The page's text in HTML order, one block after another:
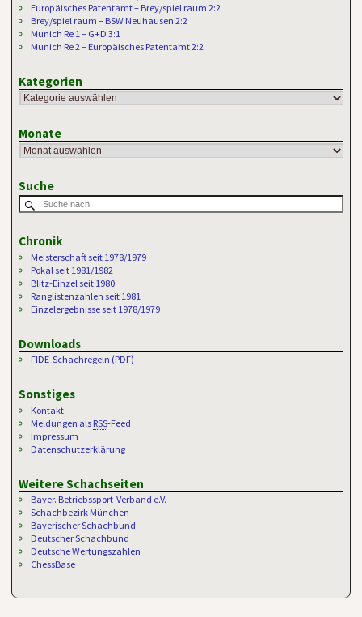
Europäisches Patentamt – Brey/spiel raum 2:2
Brey/spiel raum – BSW Neuhausen 2:2
Munich Re 1 – G+D 3:1
Munich Re 2 – Europäisches Patentamt 2:2
Kategorien
Monate
Suche
Chronik
Meisterschaft seit 1978/1979
Pokal seit 1981/1982
Blitz-Einzel seit 1980
Ranglistenzahlen seit 1981
Einzelergebnisse seit 1978/1979
Downloads
FIDE-Schachregeln (PDF)
Sonstiges
Kontakt
Meldungen als RSS-Feed
Impressum
Datenschutzerklärung
Weitere Schachseiten
Bayer. Betriebssport-Verband e.V.
Schachbezirk München
Bayerischer Schachbund
Deutscher Schachbund
Deutsche Wertungszahlen
ChessBase